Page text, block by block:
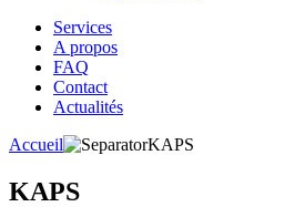
Services
A propos
FAQ
Contact
Actualités
Accueil
KAPS
KAPS